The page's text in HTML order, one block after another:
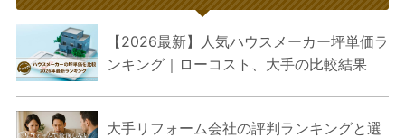
【2026最新】人気ハウスメーカー坪単価ラ
ンキング｜ローコスト、大手の比較結果
大手リフォーム会社の評判ランキングと選